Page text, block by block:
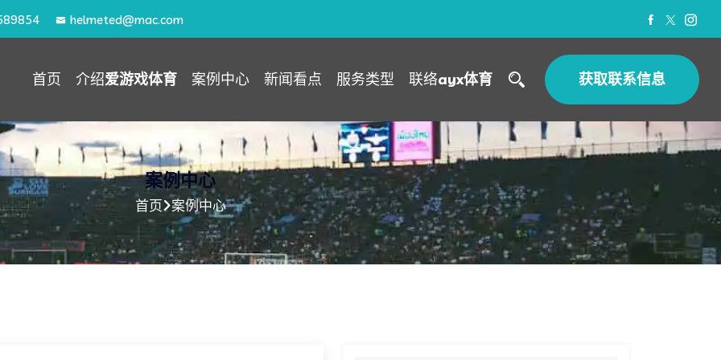
helmeted@mac.com
首页 介绍爱游戏体育 案例中心 新闻看点 服务类型 联络ayx体育 获取联系信息
案例中心
首页 案例中心